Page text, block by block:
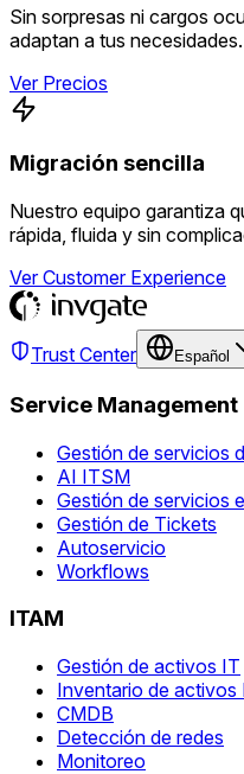
Sin sorpresas ni cargos
adaptan a tus necesidades.
Ver Precios
Migración sencilla
Nuestro equipo garantiza
rápida, fluida y sin
Ver Customer Experience
Trust Center Español
Service Management
Gestión de servicios
AI ITSM
Gestión de servicios
Gestión de Tickets
Autoservicio
Workflows
ITAM
Gestión de activos IT
Inventario de activos
CMDB
Detección de redes
Monitoreo